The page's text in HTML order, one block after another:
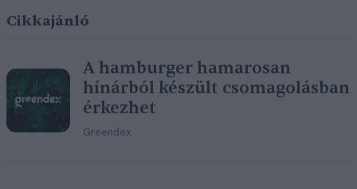
Cikkajánló
A hamburger hamarosan
hínárból készült csomagolásban
érkezhet
Greendex